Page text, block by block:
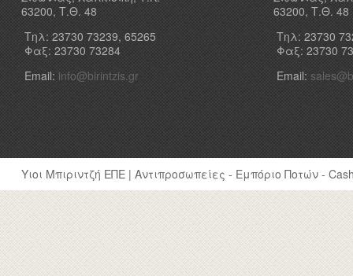
63200, Τ.Θ. 48
Τηλ: 23730 73239, 65265
Φαξ: 23730 73284
Email:info@birintzis.gr
63200, Τ.Θ. 48
Τηλ: 23730
Φαξ: 23730
Email:
Υιοι Μπιριντζή ΕΠΕ | Αντιπροσωπείες - Εμπόριο Ποτών -